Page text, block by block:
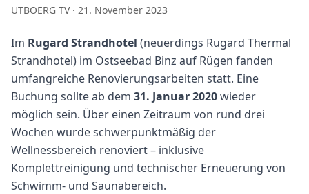
UTBOERG TV · 21. November 2023
Im Rugard Strandhotel (neuerdings Rugard Thermal
Strandhotel) im Ostseebad Binz auf Rügen fanden
umfangreiche Renovierungsarbeiten statt. Eine
Buchung sollte ab dem 31. Januar 2020wieder
möglich sein. Über einen Zeitraum von rund drei
Wochen wurde schwerpunktmäßig der
Wellnessbereich renoviert – inklusive
Komplettreinigung und technischer Erneuerung von
Schwimm- und Saunabereich.